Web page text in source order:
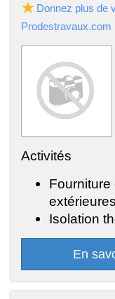
Donnez plus de
Prodestravaux.com
Activités
extérieures
Isolation
En